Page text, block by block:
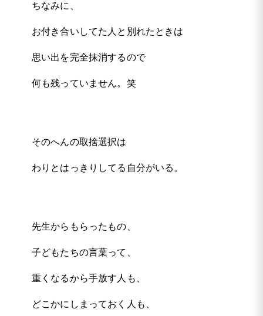
ちなみに、
お付き合いしてた人と別れたときは
思い出を完全抹消するので
何も残っていません。笑
そのへんの取捨選択は
わりとはっきりしてる自分がいる。
先生からもらったもの、
子どもたちの言葉って、
重くなるから手放す人も、
どこかにしまっておく人も、